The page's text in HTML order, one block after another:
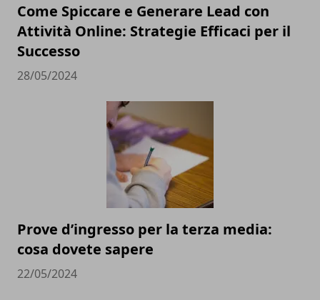
Come Spiccare e Generare Lead con
Attività Online: Strategie Efficaci per il
Successo
28/05/2024
Prove d’ingresso per la terza media:
cosa dovete sapere
22/05/2024